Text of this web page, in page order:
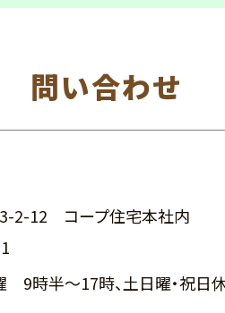
問い合わせ
2-12 コープ住宅本社内
9時半～17時、土日曜・祝日